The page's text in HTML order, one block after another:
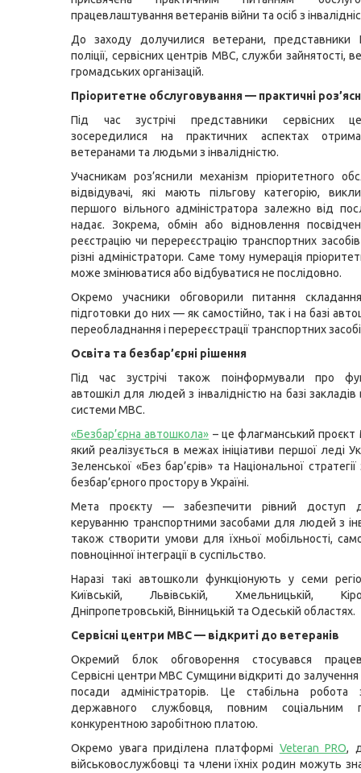
працевлаштування ветеранів війни та осіб з
До заходу долучилися ветерани, представники
поліції, сервісних центрів МВС, служби зайнятості,
громадських організацій.
Пріоритетне обслуговування — практичні
Під час зустрічі представники сервісних
зосередилися на практичних аспектах
ветеранами та людьми з інвалідністю.
Учасникам роз’яснили механізм пріоритетного
відвідувачі, які мають пільгову категорію,
першого вільного адміністратора залежно від
надає. Зокрема, обмін або відновлення
реєстрацію чи перереєстрацію транспортних
різні адміністратори. Саме тому нумерація
може змінюватися або відбуватися не послідовно.
Окремо учасники обговорили питання
підготовки до них — як самостійно, так і на базі
переобладнання і перереєстрації транспортних
Освіта та безбар’єрні рішення
Під час зустрічі також поінформували про
автошкіл для людей з інвалідністю на базі закладів
системи МВС.
«Безбар’єрна автошкола» – це флагманський проєкт
який реалізується в межах ініціативи першої леді
Зеленської «Без бар’єрів» та Національної
безбар’єрного простору в Україні.
Мета проєкту — забезпечити рівний доступ
керуванню транспортними засобами для людей з
також створити умови для їхньої мобільності,
повноцінної інтеграції в суспільство.
Наразі такі автошколи функціонують у семи
Київській, Львівській, Хмельницькій,
Дніпропетровській, Вінницькій та Одеській областях.
Сервісні центри МВС — відкриті до ветеранів
Окремий блок обговорення стосувався
Сервісні центри МВС Сумщини відкриті до залучення
посади адміністраторів. Це стабільна робота
державного службовця, повним соціальним
конкурентною заробітною платою.
Окремо увага приділена платформі Veteran PRO,
військовослужбовці та члени їхніх родин можуть